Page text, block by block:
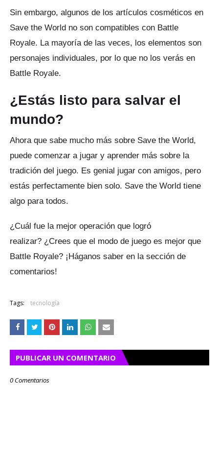
Sin embargo, algunos de los artículos cosméticos en
Save the World no son compatibles con Battle
Royale. La mayoría de las veces, los elementos son
personajes individuales, por lo que no los verás en
Battle Royale.
¿Estás listo para salvar el
mundo?
Ahora que sabe mucho más sobre Save the World,
puede comenzar a jugar y aprender más sobre la
tradición del juego. Es genial jugar con amigos, pero
estás perfectamente bien solo. Save the World tiene
algo para todos.
¿Cuál fue la mejor operación que logró
realizar? ¿Crees que el modo de juego es mejor que
Battle Royale? ¡Háganos saber en la sección de
comentarios!
Tags: tecnología
PUBLICAR UN COMENTARIO
0 Comentarios